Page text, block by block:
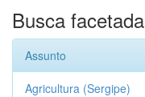
Busca facetada
Assunto
Agricultura (Sergipe)